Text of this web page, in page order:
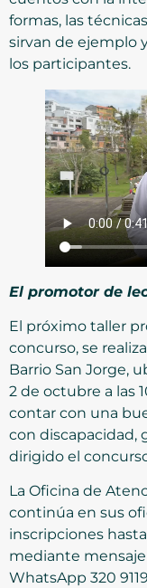
formas, las
sirvan de ejemplo
los participantes.
El promotor de
El próximo taller
concurso, se
Barrio San Jorge,
2 de octubre a las
contar con una
con discapacidad,
dirigido el
La Oficina de
continúa en sus
inscripciones
mediante
WhatsApp 320